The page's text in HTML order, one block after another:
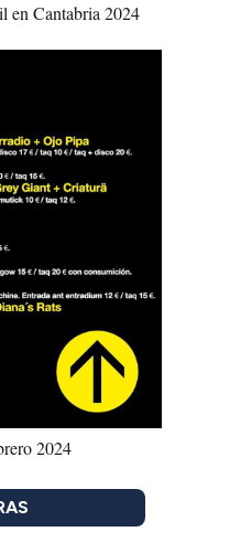
en Cantabria 2024
2024